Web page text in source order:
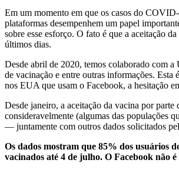
Em um momento em que os casos do
plataformas desempenhem um papel
sobre esse esforço. O fato é que a aceitação
últimos dias.
Desde abril de 2020, temos colaborado com
de vacinação e entre outras informações. Esta
nos EUA que usam o Facebook, a hesitação
Desde janeiro, a aceitação da vacina por
consideravelmente (algumas das populações
— juntamente com outros dados solicitados
Os dados mostram que 85% dos usuários
vacinados até 4 de julho. O Facebook não